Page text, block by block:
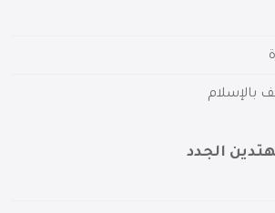
بالإسلام
الجدد